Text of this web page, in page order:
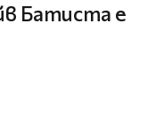
Батиста е